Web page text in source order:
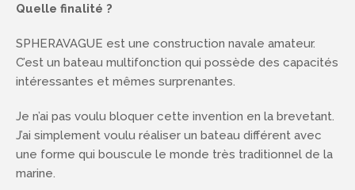
Quelle finalité ?
SPHERAVAGUE est une construction navale amateur.
C’est un bateau multifonction qui possède des capacités
intéressantes et mêmes surprenantes.
Je n’ai pas voulu bloquer cette invention en la brevetant.
J’ai simplement voulu réaliser un bateau différent avec
une forme qui bouscule le monde très traditionnel de la
marine.